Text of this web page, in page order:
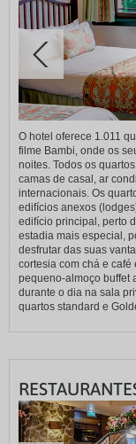
O hotel oferece 1.011
filme Bambi, onde os
noites. Todos os
camas de casal, ar
internacionais. Os
edifícios anexos
edifício principal, perto
estadia mais especial,
desfrutar das suas
cortesia com chá e café
pequeno-almoço buffet
durante o dia na sala
quartos standard e